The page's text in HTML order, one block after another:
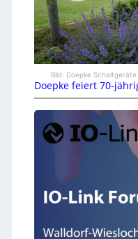
Bild: Doepke Schaltgeräte
Doepke feiert 70-